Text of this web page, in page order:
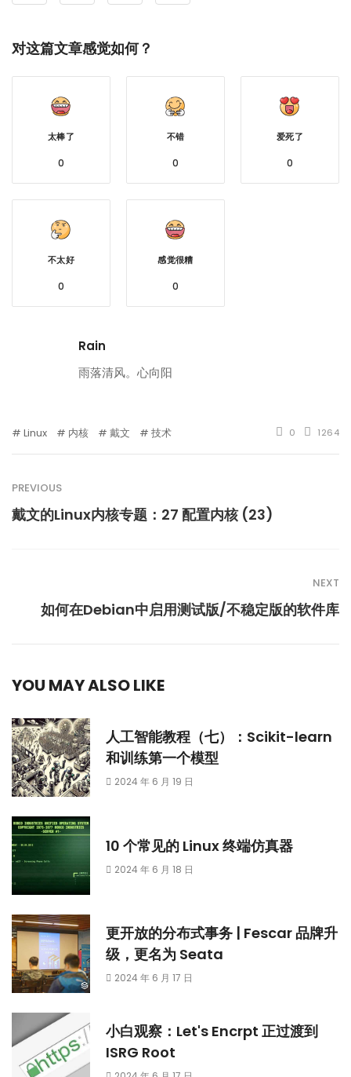
对这篇文章感觉如何？
太棒了
0
不错
0
爱死了
0
不太好
0
感觉很糟
0
Rain
雨落清风。心向阳
Linux 内核 戴文 技术 0 1264
PREVIOUS
戴文的Linux内核专题：27 配置内核 (23)
NEXT
如何在Debian中启用测试版/不稳定版的软件库
YOU MAY ALSO LIKE
人工智能教程（七）：Scikit-learn
和训练第一个模型
2024 年 6 月 19 日
10 个常见的 Linux 终端仿真器
2024 年 6 月 18 日
更开放的分布式事务 | Fescar 品牌升
级，更名为 Seata
2024 年 6 月 17 日
小白观察：Let's Encrpt 正过渡到
ISRG Root